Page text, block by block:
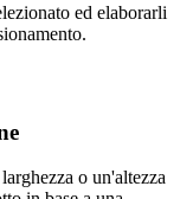
ed elaborarli
o un'altezza